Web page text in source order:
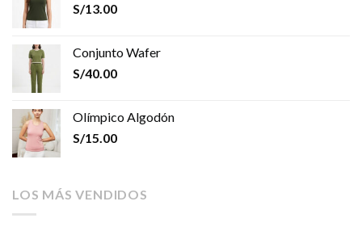
S/13.00
Conjunto Wafer
S/40.00
Olímpico Algodón
S/15.00
LOS MÁS VENDIDOS